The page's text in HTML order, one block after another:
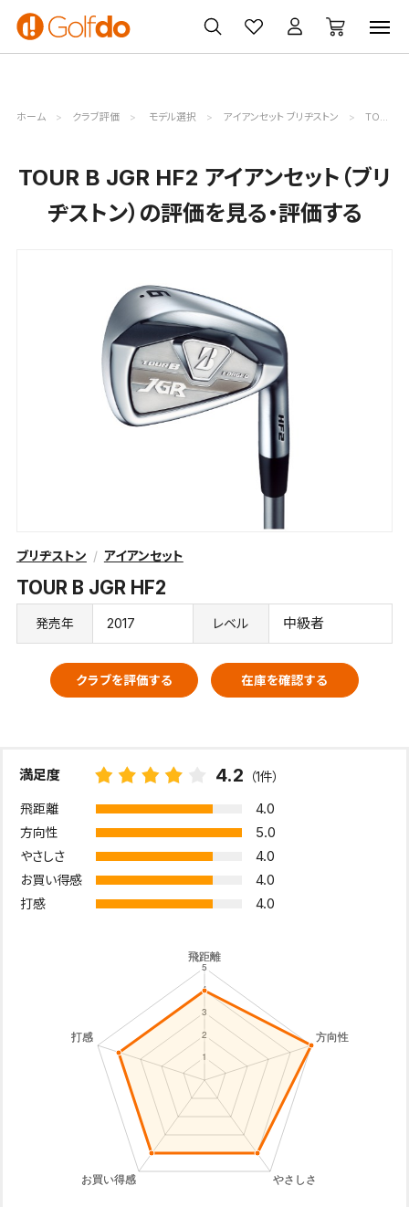
ゴルフ
クラブ
ゴルフ用品
買取
無料査定
クーポン
一覧
ホーム クラブ評価 モデル選択 アイアンセット ブリヂストン TOUR B JGR HF2評価詳細
TOUR B JGR HF2 アイアンセット（ブリ
ヂストン）の評価を見る・評価する
ブリヂストン アイアンセット
TOUR B JGR HF2
発売年 2017 レベル 中級者
クラブを評価する 在庫を確認する
満足度 4.2 （1件）
飛距離 4.0
方向性 5.0
やさしさ 4.0
お買い得感 4.0
打感 4.0